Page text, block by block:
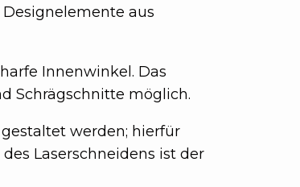
aus
Innenwinkel. Das
Schrägschnitte möglich.
werden; hierfür
Laserschneidens ist der